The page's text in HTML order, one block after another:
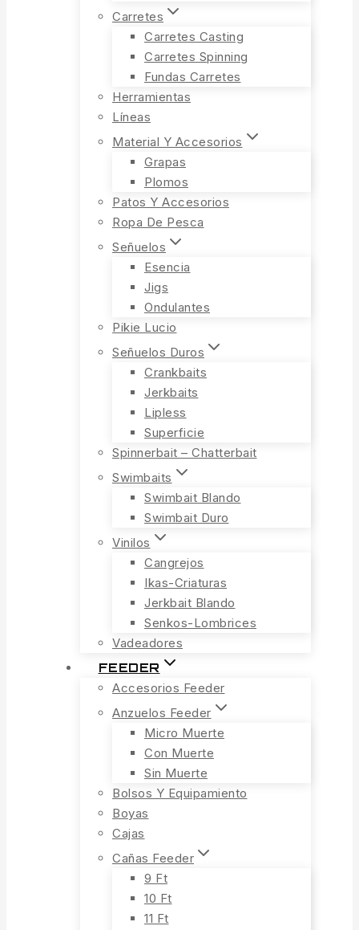
Carretes
Carretes Casting
Carretes Spinning
Fundas Carretes
Herramientas
Líneas
Material Y Accesorios
Grapas
Plomos
Patos Y Accesorios
Ropa De Pesca
Señuelos
Esencia
Jigs
Ondulantes
Pikie Lucio
Señuelos Duros
Crankbaits
Jerkbaits
Lipless
Superficie
Spinnerbait – Chatterbait
Swimbaits
Swimbait Blando
Swimbait Duro
Vinilos
Cangrejos
Ikas-Criaturas
Jerkbait Blando
Senkos-Lombrices
Vadeadores
FEEDER
Accesorios Feeder
Anzuelos Feeder
Micro Muerte
Con Muerte
Sin Muerte
Bolsos Y Equipamiento
Boyas
Cajas
Cañas Feeder
9 Ft
10 Ft
11 Ft